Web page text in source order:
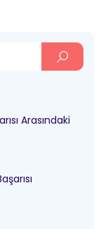
Arasındaki